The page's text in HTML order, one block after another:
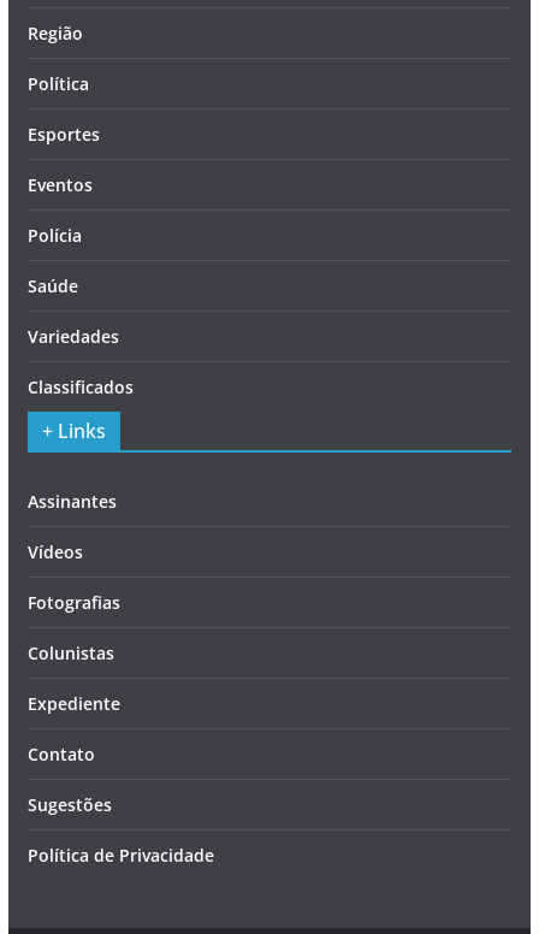
Região
Política
Esportes
Eventos
Polícia
Saúde
Variedades
Classificados
+ Links
Assinantes
Vídeos
Fotografias
Colunistas
Expediente
Contato
Sugestões
Política de Privacidade